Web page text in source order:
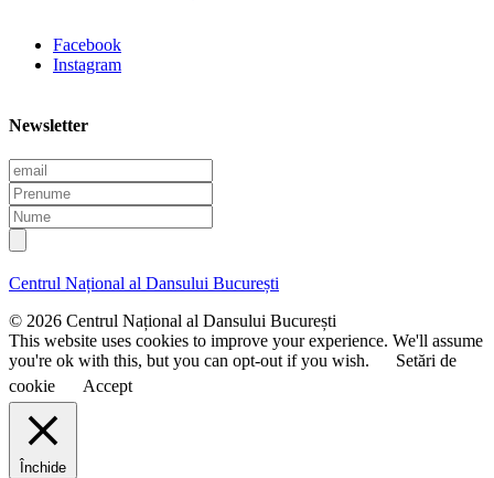
Facebook
Instagram
Newsletter
E
m
a
i
l
P
r
e
n
m
N
u
m
e
Centrul Național al Dansului București
© 2026 Centrul Național al Dansului București
This website uses cookies to improve your experience. We'll assume
you're ok with this, but you can opt-out if you wish.
Setări de
cookie
Accept
Închide